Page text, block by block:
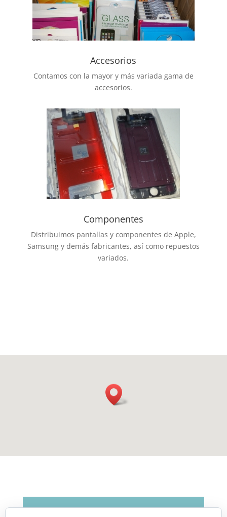
Accesorios
Contamos con la mayor y más variada gama de
accesorios.
Componentes
Distribuimos pantallas y componentes de Apple,
Samsung y demás fabricantes, así como repuestos
variados.